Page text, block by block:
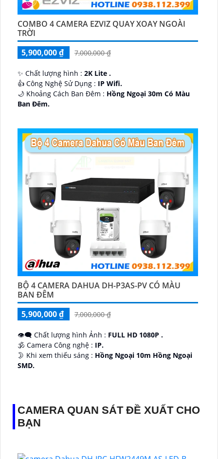
COMBO 4 CAMERA EZVIZ QUAY XOAY NGOÀI
TRỜI
5,900,000 ₫
7,000,000 ₫
✨ Chất lượng hình : 2K Lite .
👍 Công Nghệ Sử Dụng : IP Wifi.
🌙 Khoảng Cách Ban Đêm : Hồng Ngoại 30m Có Màu
Ban Ðêm.
BỘ 4 CAMERA DAHUA DH-P3AS-PV CÓ MÀU
BAN ĐÊM
5,900,000 ₫
7,000,000 ₫
👁️‍🗨 Chất lượng hình Ảnh : FULL HD 1080P .
🕉️ Camera Công nghệ : IP.
🌛 Khi xem thiếu sáng : Hồng Ngoại 10m Hồng Ngoại
SMD.
CAMERA QUAN SÁT ĐỀ XUẤT CHO
BẠN